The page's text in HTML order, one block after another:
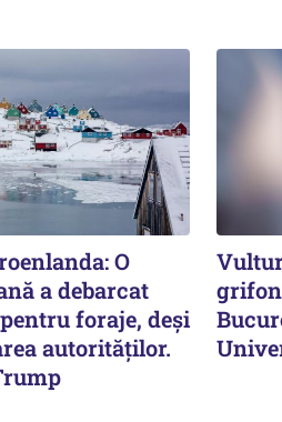
O
a debarcat
foraje, deși
autorităților.